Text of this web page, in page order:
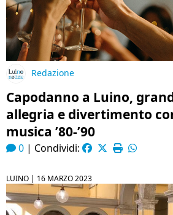
Redazione
Capodanno a Luino,
allegria e divertimento
musica ’80-’90
0 | Condividi:
LUINO | 16 MARZO 2023